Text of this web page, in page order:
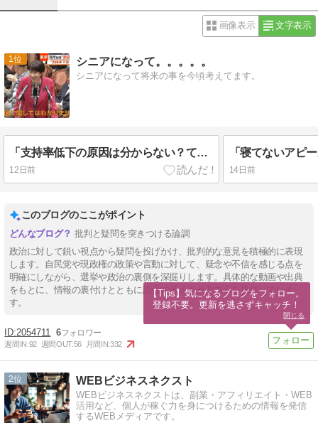
画像表示 文字表示
1 シニアになって。。。。。
シニアになって将来の事を今頃考えてます。
「支持率低下の原因は分からない？て事は国民の為に何をやったら良いのかわからんって事じゃん」
12日前 14日前
このブログのここがポイント
批判と疑問を突きつける論調
政治に対して鋭い視点から疑問を投げかけ、批判的な意見を積極的に表現
します。自民党や現政権の政策や言動に対して、疑念や不信を感じる点を
明確にしながら、選挙や政治の裏側を深掘りします。具体的な動画や出典
をもとに、情報の裏付けとともに読者に考えさせる内容を提供していま
す。
2054711 6
週間IN:92 週間OUT:56 月間IN:332
2 WEBビジネスネクスト
WEBビジネスネクストは、副業・アフィリエイト・WEB
活用など、個人が稼ぐ力を身につけるための情報を発信
するWEBメディアです。
【Tips】気になるブログをフォロー。
登録不要。更新を逃さずキャッチ！
閉じる